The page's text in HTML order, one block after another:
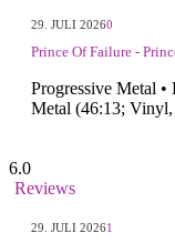
29. JULI 20260
Prince Of Failure -
Progressive Metal
Metal (46:13;
6.0
Reviews
29. JULI 20261